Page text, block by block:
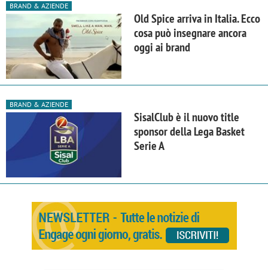
BRAND & AZIENDE
Old Spice arriva in Italia. Ecco
cosa può insegnare ancora
oggi ai brand
BRAND & AZIENDE
SisalClub è il nuovo title
sponsor della Lega Basket
Serie A